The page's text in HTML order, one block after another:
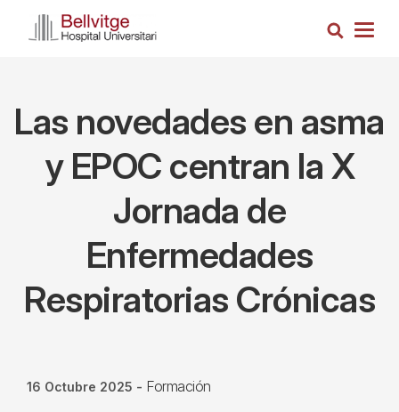
Busca
Las novedades en asma
y EPOC centran la X
Jornada de
Enfermedades
Respiratorias Crónicas
16 Octubre 2025 - Formación